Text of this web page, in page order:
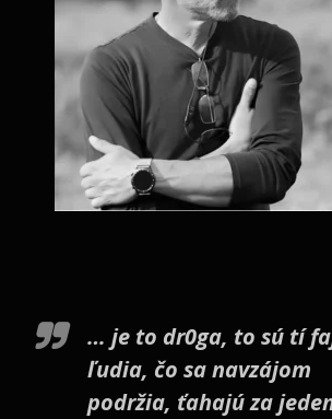
… je to dr0ga, to sú tí
ľudia, čo sa navzájom
podržia, ťahajú za